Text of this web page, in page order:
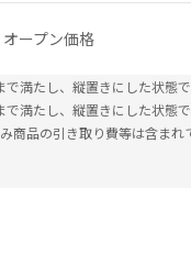
オープン価格
たし、縦置きにした状態
満たし、縦置きにした状
品の引き取り費等は含まれ